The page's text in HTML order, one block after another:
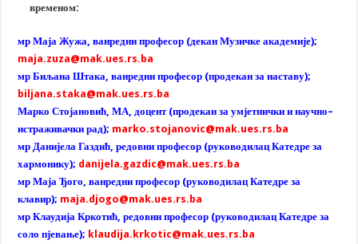
временом:
мр Маја Жужа, ванредни професор (декан Музичке академије);
maja.zuza@mak.ues.rs.ba
мр Биљана Штака, ванредни професор (продекан за наставу);
biljana.staka@mak.ues.rs.ba
Марко Стојановић, МА, доцент (продекан за умјетнички и научно–
истраживачки рад); marko.stojanovic@mak.ues.rs.ba
мр Данијела Газдић, редовни професор (руководилац Катедре за
хармонику); danijela.gazdic@mak.ues.rs.ba
мр Маја Ђого, ванредни професор (руководилац Катедре за
клавир); maja.djogo@mak.ues.rs.ba
мр Клаудија Кркотић, редовни професор (руководилац Катедре за
соло пјевање); klaudija.krkotic@mak.ues.rs.ba